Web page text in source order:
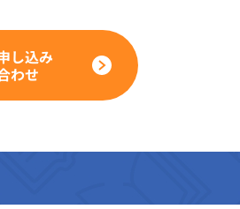
し込み
わせ